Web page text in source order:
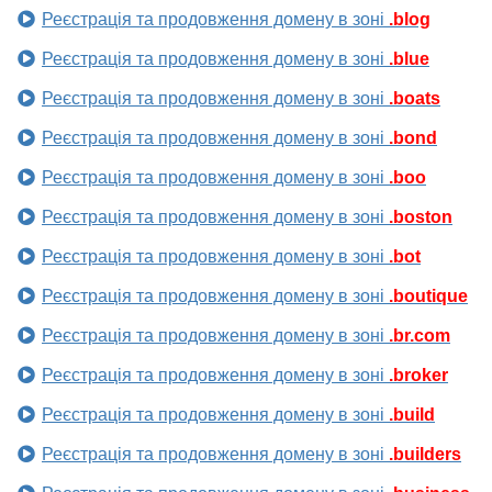
Реєстрація та продовження домену в зоні .blog
Реєстрація та продовження домену в зоні .blue
Реєстрація та продовження домену в зоні .boats
Реєстрація та продовження домену в зоні .bond
Реєстрація та продовження домену в зоні .boo
Реєстрація та продовження домену в зоні .boston
Реєстрація та продовження домену в зоні .bot
Реєстрація та продовження домену в зоні .boutique
Реєстрація та продовження домену в зоні .br.com
Реєстрація та продовження домену в зоні .broker
Реєстрація та продовження домену в зоні .build
Реєстрація та продовження домену в зоні .builders